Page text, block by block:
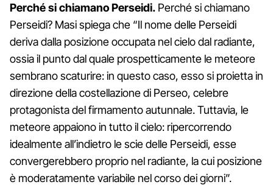
Perché si chiamano Perseidi. Perché si chiamano
Perseidi? Masi spiega che “Il nome delle Perseidi
deriva dalla posizione occupata nel cielo dal radiante,
ossia il punto dal quale prospetticamente le meteore
sembrano scaturire: in questo caso, esso si proietta in
direzione della costellazione di Perseo, celebre
protagonista del firmamento autunnale. Tuttavia, le
meteore appaiono in tutto il cielo: ripercorrendo
idealmente all’indietro le scie delle Perseidi, esse
convergerebbero proprio nel radiante, la cui posizione
è moderatamente variabile nel corso dei giorni”.